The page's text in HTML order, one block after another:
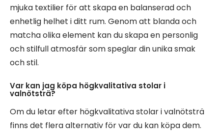
mjuka textilier för att skapa en balanserad och
enhetlig helhet i ditt rum. Genom att blanda och
matcha olika element kan du skapa en personlig
och stilfull atmosfär som speglar din unika smak
och stil.
Var kan jag köpa högkvalitativa stolar i
valnötsträ?
Om du letar efter högkvalitativa stolar i valnötsträ
finns det flera alternativ för var du kan köpa dem.